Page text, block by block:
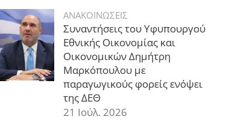
ΑΝΑΚΟΙΝΩΣΕΙΣ
Συναντήσεις του Υφυπουργού
Εθνικής Οικονομίας και
Οικονομικών Δημήτρη
Μαρκόπουλου με
παραγωγικούς φορείς ενόψει
της ΔΕΘ
21 Ιούλ. 2026